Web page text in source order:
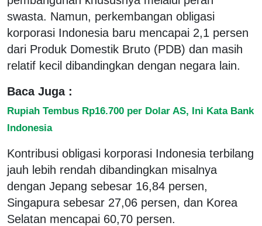
swasta. Namun, perkembangan obligasi
korporasi Indonesia baru mencapai 2,1 persen
dari Produk Domestik Bruto (PDB) dan masih
relatif kecil dibandingkan dengan negara lain.
Baca Juga :
Rupiah Tembus Rp16.700 per Dolar AS, Ini Kata Bank
Indonesia
Kontribusi obligasi korporasi Indonesia terbilang
jauh lebih rendah dibandingkan misalnya
dengan Jepang sebesar 16,84 persen,
Singapura sebesar 27,06 persen, dan Korea
Selatan mencapai 60,70 persen.